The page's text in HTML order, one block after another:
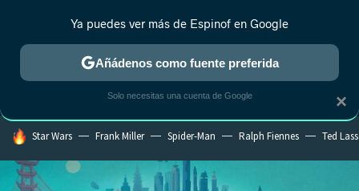
MENÚ NUEVO
ESTRENOS REALITY ANIME RANKINGS CINE
HOY SE HABLA DE
Star Wars Frank Miller Spider-Man Ralph Fiennes Ted
×
Ya puedes ver más de Espinof en Google
Añádenos como fuente preferida
Solo necesitas una cuenta de Google